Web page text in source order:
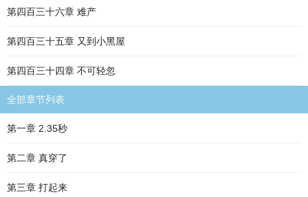
第四百三十六章 难产
第四百三十五章 又到小黑屋
第四百三十四章 不可轻忽
全部章节列表
第一章 2.35秒
第二章 真穿了
第三章 打起来